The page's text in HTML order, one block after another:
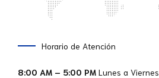
Horario de Atención
8:00 AM – 5:00 PM Lunes a Viernes